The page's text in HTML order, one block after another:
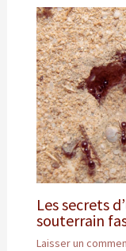
Les secrets
souterrain
Laisser un